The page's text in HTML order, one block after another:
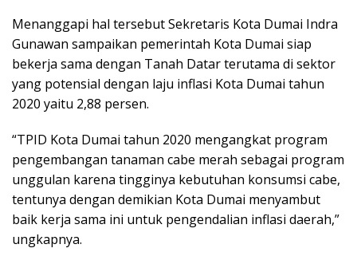
Menanggapi hal tersebut Sekretaris Kota Dumai Indra
Gunawan sampaikan pemerintah Kota Dumai siap
bekerja sama dengan Tanah Datar terutama di sektor
yang potensial dengan laju inflasi Kota Dumai tahun
2020 yaitu 2,88 persen.
“TPID Kota Dumai tahun 2020 mengangkat program
pengembangan tanaman cabe merah sebagai program
unggulan karena tingginya kebutuhan konsumsi cabe,
tentunya dengan demikian Kota Dumai menyambut
baik kerja sama ini untuk pengendalian inflasi daerah,”
ungkapnya.